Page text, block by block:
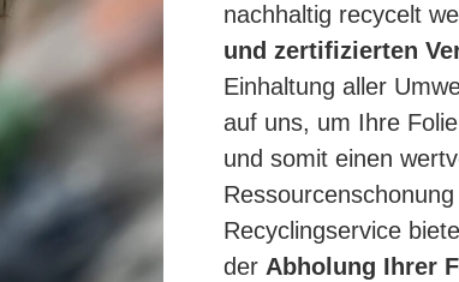
nachhaltig recycelt
und zertifizierten
Einhaltung aller
auf uns, um Ihre
und somit einen
Recyclingservice
der Abholung Ihrer